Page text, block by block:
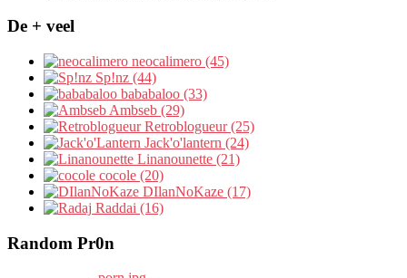
De + veel
neocalimero (45)
Sp!nz (44)
bababaloo (33)
Ambseb (29)
Retroblogueur (25)
Jack'o'lantern (24)
Linanounette (21)
cocole (20)
DIlanNoKaze (17)
Raddai (16)
Random Pr0n